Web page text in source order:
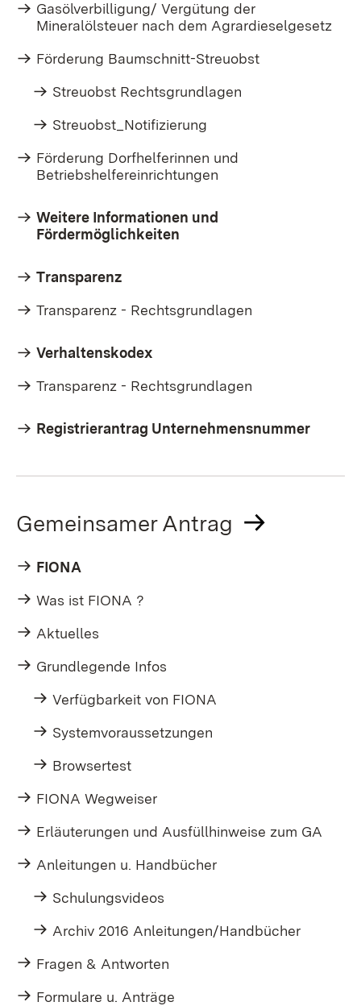
Gasölverbilligung/ Vergütung der
Mineralölsteuer nach dem Agrardieselgesetz
Förderung Baumschnitt-Streuobst
Streuobst Rechtsgrundlagen
Streuobst_Notifizierung
Förderung Dorfhelferinnen und
Betriebshelfereinrichtungen
Weitere Informationen und
Fördermöglichkeiten
Transparenz
Transparenz - Rechtsgrundlagen
Verhaltenskodex
Transparenz - Rechtsgrundlagen
Registrierantrag Unternehmensnummer
Gemeinsamer Antrag
FIONA
Was ist FIONA ?
Aktuelles
Grundlegende Infos
Verfügbarkeit von FIONA
Systemvoraussetzungen
Browsertest
FIONA Wegweiser
Erläuterungen und Ausfüllhinweise zum GA
Anleitungen u. Handbücher
Schulungsvideos
Archiv 2016 Anleitungen/Handbücher
Fragen & Antworten
Formulare u. Anträge